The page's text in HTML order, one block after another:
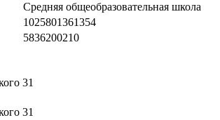
Средняя общеобразовательная школа
1025801361354
5836200210
31
31